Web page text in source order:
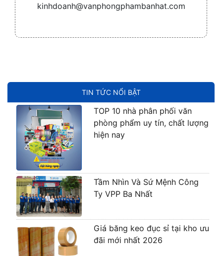
TIN TỨC NỔI BẬT
TOP 10 nhà phân phối văn
phòng phẩm uy tín, chất lượng
hiện nay
Tầm Nhìn Và Sứ Mệnh Công
Ty VPP Ba Nhất
Giá băng keo đục sỉ tại kho ưu
đãi mới nhất 2026
kinhdoanh@vanphongphambanhat.com